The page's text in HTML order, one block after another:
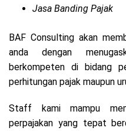
Jasa Banding Pajak
BAF Consulting akan
anda dengan
berkompeten di bidang
perhitungan pajak maupun
Staff kami mampu
perpajakan yang tepat